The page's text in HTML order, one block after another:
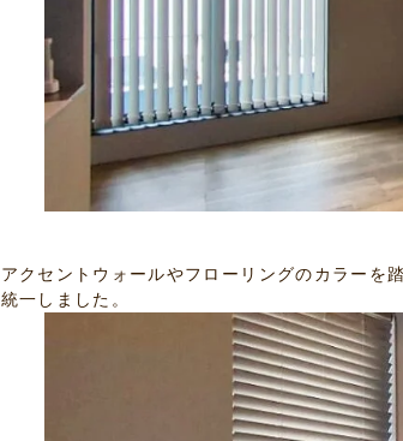
アクセントウォールやフローリングのカラーを
統一しました。